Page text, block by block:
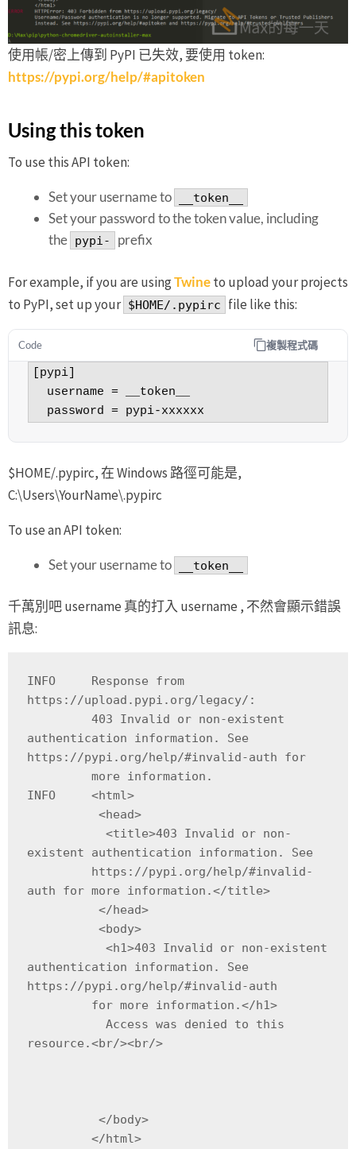
使用帳/密上傳到 PyPI 已失效, 要使用 token:
https://pypi.org/help/#apitoken
Using this token
To use this API token:
Set your username to __token__
Set your password to the token value, including
the pypi- prefix
For example, if you are usingTwineto upload your projects
to PyPI, set up your $HOME/.pypirc file like this:
Code 複製程式碼
[pypi]
  password = pypi-xxxxxx
$HOME/.pypirc, 在 Windows 路徑可能是,
C:\Users\YourName\.pypirc
To use an API token:
Set your username to __token__
千萬別吧 username 真的打入 username , 不然會顯示錯誤
訊息:
INFO     Response from
https://upload.pypi.org/legacy/:
authentication information. See
https://pypi.org/help/#invalid-auth for
INFO     <html>
existent authentication information. See
auth for more information.</title>
authentication information. See
https://pypi.org/help/#invalid-auth
resource.<br/><br/>